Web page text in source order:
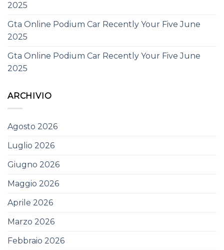
2025
Gta Online Podium Car Recently Your Five June
2025
Gta Online Podium Car Recently Your Five June
2025
ARCHIVIO
Agosto 2026
Luglio 2026
Giugno 2026
Maggio 2026
Aprile 2026
Marzo 2026
Febbraio 2026